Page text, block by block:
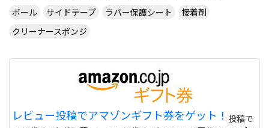
ボール
サイドテープ ラバー保護シート
接着剤
クリーナースポンジ
レビュー投稿でアマゾンギフト券をゲット！ 投稿で